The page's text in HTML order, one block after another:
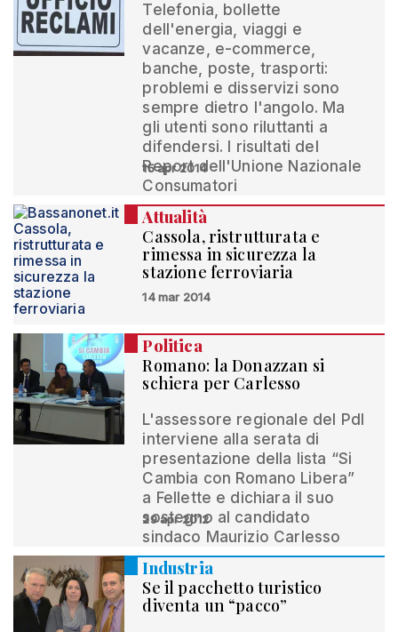
Telefonia, bollette
dell'energia, viaggi e
vacanze, e-commerce,
banche, poste, trasporti:
problemi e disservizi sono
sempre dietro l'angolo. Ma
gli utenti sono riluttanti a
difendersi. I risultati del
Report dell'Unione Nazionale
Consumatori
15 apr 2014
Attualità
Cassola, ristrutturata e
rimessa in sicurezza la
stazione ferroviaria
14 mar 2014
Politica
Romano: la Donazzan si
schiera per Carlesso
L'assessore regionale del Pdl
interviene alla serata di
presentazione della lista “Si
Cambia con Romano Libera”
a Fellette e dichiara il suo
sostegno al candidato
sindaco Maurizio Carlesso
29 apr 2012
Industria
Se il pacchetto turistico
diventa un “pacco”